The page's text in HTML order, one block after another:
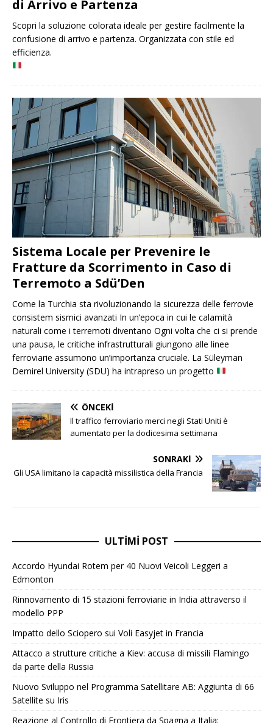
di Arrivo e Partenza
Scopri la soluzione colorata ideale per gestire facilmente la
confusione di arrivo e partenza. Organizzata con stile ed
efficienza.
Sistema Locale per Prevenire le
Fratture da Scorrimento in Caso di
Terremoto a Sdü’Den
Come la Turchia sta rivoluzionando la sicurezza delle ferrovie
consistem sismici avanzati In un’epoca in cui le calamità
naturali come i terremoti diventano Ogni volta che ci si prende
una pausa, le critiche infrastrutturali giungono alle linee
ferroviarie assumono un’importanza cruciale. La Süleyman
Demirel University (SDU) ha intrapreso un progetto
ÖNCEKI
Il traffico ferroviario merci negli Stati Uniti è
aumentato per la dodicesima settimana
SONRAKI
Gli USA limitano la capacità missilistica della Francia
ULTIMI POST
Accordo Hyundai Rotem per 40 Nuovi Veicoli Leggeri a
Edmonton
Rinnovamento di 15 stazioni ferroviarie in India attraverso il
modello PPP
Impatto dello Sciopero sui Voli Easyjet in Francia
Attacco a strutture critiche a Kiev: accusa di missili Flamingo
da parte della Russia
Nuovo Sviluppo nel Programma Satellitare AB: Aggiunta di 66
Satellite su Iris
Reazione al Controllo di Frontiera da Spagna a Italia: